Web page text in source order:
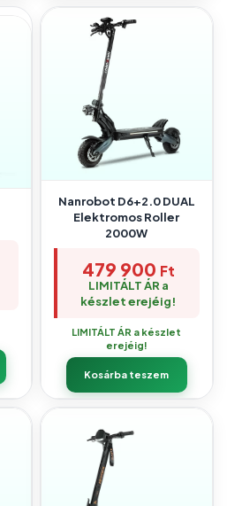
Nanrobot D6+2.0 DUAL
Elektromos Roller
2000W
479 900 Ft
LIMITÁLT ÁR a
készlet erejéig!
LIMITÁLT ÁR a készlet
erejéig!
Kosárba teszem